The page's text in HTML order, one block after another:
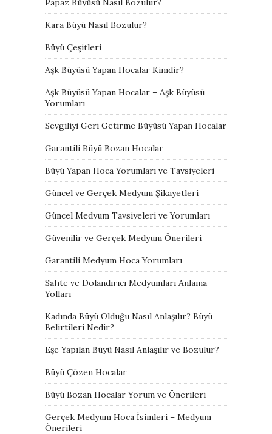
Papaz Büyüsü Nasıl Bozulur?
Kara Büyü Nasıl Bozulur?
Büyü Çeşitleri
Aşk Büyüsü Yapan Hocalar Kimdir?
Aşk Büyüsü Yapan Hocalar – Aşk Büyüsü
Yorumları
Sevgiliyi Geri Getirme Büyüsü Yapan Hocalar
Garantili Büyü Bozan Hocalar
Büyü Yapan Hoca Yorumları ve Tavsiyeleri
Güncel ve Gerçek Medyum Şikayetleri
Güncel Medyum Tavsiyeleri ve Yorumları
Güvenilir ve Gerçek Medyum Önerileri
Garantili Medyum Hoca Yorumları
Sahte ve Dolandırıcı Medyumları Anlama
Yolları
Kadında Büyü Olduğu Nasıl Anlaşılır? Büyü
Belirtileri Nedir?
Eşe Yapılan Büyü Nasıl Anlaşılır ve Bozulur?
Büyü Çözen Hocalar
Büyü Bozan Hocalar Yorum ve Önerileri
Gerçek Medyum Hoca İsimleri – Medyum
Önerileri